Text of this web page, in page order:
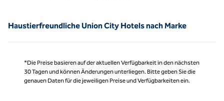
Haustierfreundliche Union City Hotels nach Marke
*Die Preise basieren auf der aktuellen Verfügbarkeit in den nächsten
30 Tagen und können Änderungen unterliegen. Bitte geben Sie die
genauen Daten für die jeweiligen Preise und Verfügbarkeiten ein.